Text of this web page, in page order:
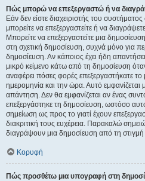
Πώς μπορώ να επεξεργαστώ ή να
Εάν δεν είστε διαχειριστής του
μπορείτε να επεξεργαστείτε ή να
Μπορείτε να επεξεργαστείτε μια
στη σχετική δημοσίευση, συχνά μόνο για
δημοσίευση. Αν κάποιος έχει ήδη
μικρό κείμενο κάτω από τη δημοσίευση
αναφέρει πόσες φορές επεξεργαστήκατε
ημερομηνία και την ώρα. Αυτό εμφανίζεται
απάντηση. Δεν θα εμφανίζεται αν ένας
επεξεργάστηκε τη δημοσίευση, ωστόσο
σημείωση ως προς το γιατί έχουν
διακριτική τους ευχέρεια. Παρακαλώ
διαγράψουν μια δημοσίευση από τη
Κορυφή
Πώς προσθέτω μια υπογραφή στη